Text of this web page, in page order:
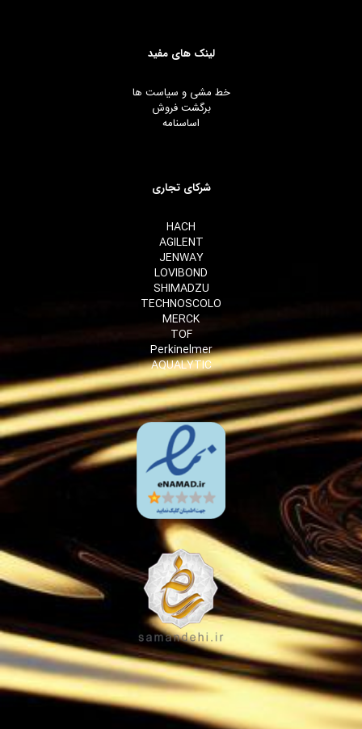
لینک های مفید
خط مشی و سیاست ها
برگشت فروش
اساسنامه
شرکای تجاری
HACH
AGILENT
JENWAY
LOVIBOND
SHIMADZU
TECHNOSCOLO
MERCK
TOF
Perkinelmer
AQUALYTIC